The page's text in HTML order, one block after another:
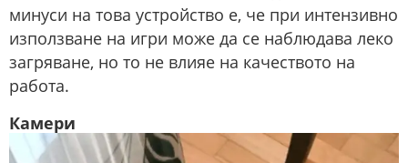
минуси на това устройство е, че при интензивно
използване на игри може да се наблюдава леко
загряване, но то не влияе на качеството на
работа. ​
Камери